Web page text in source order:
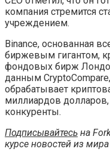
компания стремится
учреждением.
Binance, основанная
биржевым гигантом,
фондовых бирж
данным
обрабатывает
миллиардов
конкуренты.
Подписывайтесь на
курсе новостей из